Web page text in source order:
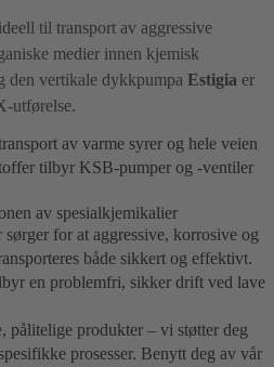
til transport av aggressive
medier innen kjemisk
den vertikale dykkpumpa Estigia er
utførelse.
av varme syrer og hele veien
tilbyr KSB-pumper og -ventiler
av spesialkjemikalier
for at aggressive, korrosive og
både sikkert og effektivt.
en problemfri, sikker drift ved lave
pålitelige produkter – vi støtter deg
prosesser. Benytt deg av vår